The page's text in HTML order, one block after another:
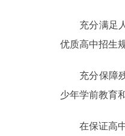
充分满足人
优质高中招生
充分保障残
少年学前教育
在保证高中